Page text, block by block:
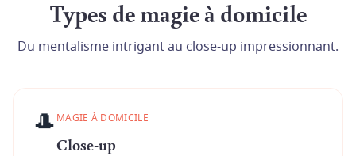
Types de magie à domicile
Du mentalisme intrigant au close-up impressionnant.
🎩 MAGIE À DOMICILE
Close-up